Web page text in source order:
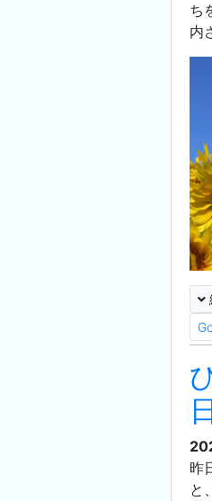
ち
内
昨
と